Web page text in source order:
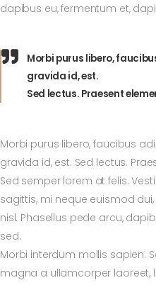
dapibus eu, fermentum et,
Morbi purus libero,
gravida id, est.
Sed lectus. Praesent
Morbi purus libero, faucibus
gravida id, est. Sed lectus.
Sed semper lorem at felis.
sagittis, mi neque euismod
nisl. Phasellus pede arcu,
sed.
Morbi interdum mollis sapien.
magna a ullamcorper laoreet,